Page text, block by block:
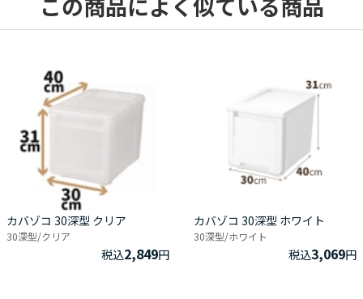
カバゾコ 30深型 クリア
30深型/クリア
税込2,849円
カバゾコ 30深型 ホワイト
30深型/ホワイト
税込3,069円